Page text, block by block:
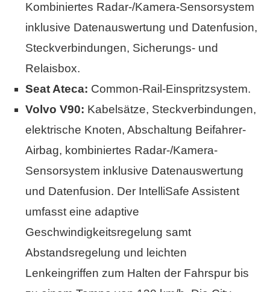
Kombiniertes Radar-/Kamera-Sensorsystem
inklusive Datenauswertung und Datenfusion,
Steckverbindungen, Sicherungs- und
Relaisbox.
Seat Ateca: Common-Rail-Einspritzsystem.
Volvo V90: Kabelsätze, Steckverbindungen,
elektrische Knoten, Abschaltung Beifahrer-
Airbag, kombiniertes Radar-/Kamera-
Sensorsystem inklusive Datenauswertung
und Datenfusion. Der IntelliSafe Assistent
umfasst eine adaptive
Geschwindigkeitsregelung samt
Abstandsregelung und leichten
Lenkeingriffen zum Halten der Fahrspur bis